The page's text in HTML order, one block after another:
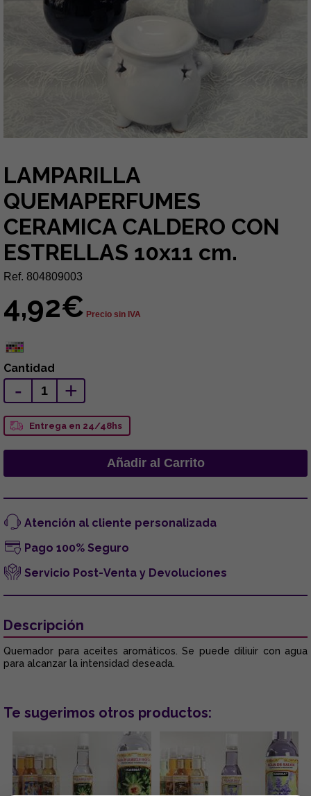
LAMPARILLA
QUEMAPERFUMES
CERAMICA CALDERO CON
ESTRELLAS 10x11 cm.
Ref. 804809003
4,92€ Precio sin IVA
Cantidad
- +
Entrega en 24/48hs
Atención al cliente personalizada
Pago 100% Seguro
Servicio Post-Venta y Devoluciones
Descripción
Quemador para aceites aromáticos. Se puede diliuir con agua
para alcanzar la intensidad deseada.
Te sugerimos otros productos: